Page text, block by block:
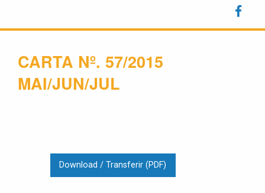
CARTA Nº. 57/2015
MAI/JUN/JUL
Download / Transferir (PDF)